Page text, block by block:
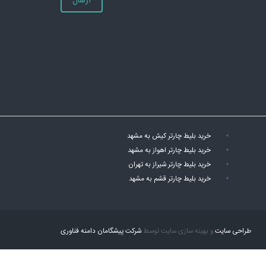
خرید بلیط چارتر کیش به مشهد
خرید بلیط چارتر اهواز به مشهد
خرید بلیط چارتر شیراز به تهران
خرید بلیط چارتر قشم به مشهد
طراحی سایتو بهینه سازی سایت توسط شرکت پیشگامان دامنه فناوری